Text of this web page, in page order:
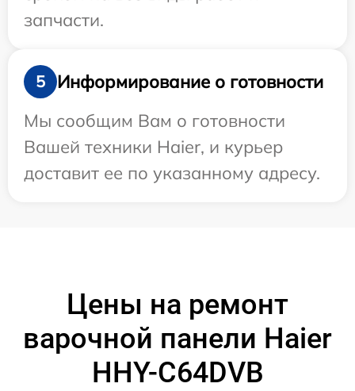
запчасти.
5
Информирование о готовности
Мы сообщим Вам о готовности
Вашей техники Haier, и курьер
доставит ее по указанному адресу.
Цены на ремонт
варочной панели Haier
HHY-C64DVB